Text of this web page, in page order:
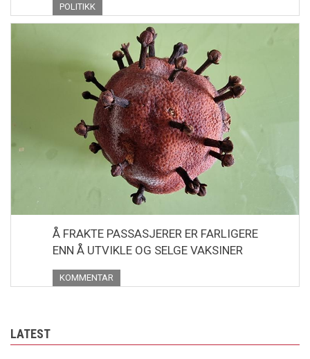
POLITIKK
Å FRAKTE PASSASJERER ER FARLIGERE
ENN Å UTVIKLE OG SELGE VAKSINER
KOMMENTAR
LATEST